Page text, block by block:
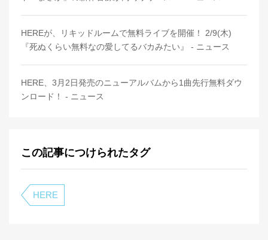
HEREが、リキッドルームで無料ライブを開催！ 2/9(木)
『死ぬくらい無料なの愛してるバカみたい』 - ニュース
HERE、3月2日発売のニューアルバムから1曲先行無料ダウ
ンロード！ - ニュース
この記事につけられたタグ
HERE